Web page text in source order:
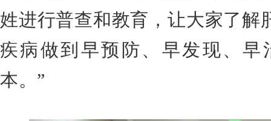
姓进行普查和教育，让大家了解
疾病做到早预防、早发现、
本。”